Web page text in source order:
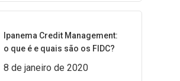
Ipanema Credit Management:
o que é e quais são os FIDC?
8 de janeiro de 2020